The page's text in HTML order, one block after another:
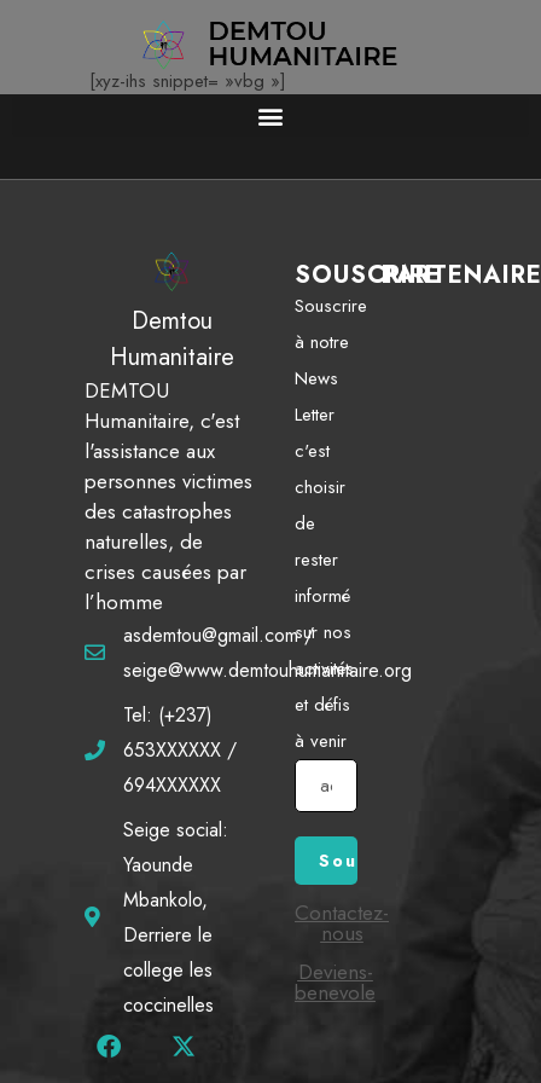
[xyz-ihs snippet= »vbg »]
Demtou
Humanitaire
DEMTOU
Humanitaire, c'est
l'assistance aux
personnes victimes
des catastrophes
naturelles, de
crises causées par
l’homme
asdemtou@gmail.com /
seige@www.demtouhumanitaire.org
Tel: (+237)
653XXXXXX /
694XXXXXX
Seige social:
Yaounde
Mbankolo,
Derriere le
college les
coccinelles
SOUSCRIRE
Souscrire
à notre
News
Letter
c'est
choisir
de
rester
informé
sur nos
activités
et défis
à venir
Contactez-
nous
Deviens-
benevole